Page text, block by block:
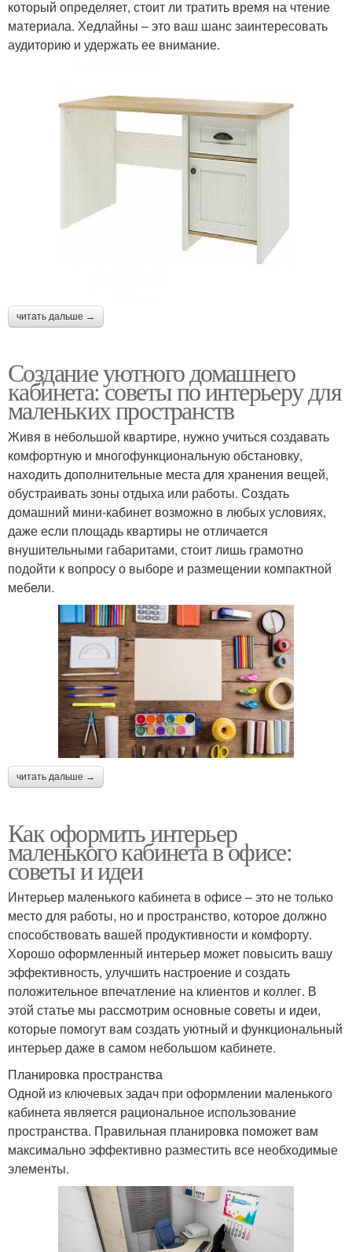
который определяет, стоит ли тратить время на чтение
материала. Хедлайны – это ваш шанс заинтересовать
аудиторию и удержать ее внимание.
читать дальше →
Создание уютного домашнего
кабинета: советы по интерьеру для
маленьких пространств
Живя в небольшой квартире, нужно учиться создавать
комфортную и многофункциональную обстановку,
находить дополнительные места для хранения вещей,
обустраивать зоны отдыха или работы. Создать
домашний мини-кабинет возможно в любых условиях,
даже если площадь квартиры не отличается
внушительными габаритами, стоит лишь грамотно
подойти к вопросу о выборе и размещении компактной
мебели.
читать дальше →
Как оформить интерьер
маленького кабинета в офисе:
советы и идеи
Интерьер маленького кабинета в офисе – это не только
место для работы, но и пространство, которое должно
способствовать вашей продуктивности и комфорту.
Хорошо оформленный интерьер может повысить вашу
эффективность, улучшить настроение и создать
положительное впечатление на клиентов и коллег. В
этой статье мы рассмотрим основные советы и идеи,
которые помогут вам создать уютный и функциональный
интерьер даже в самом небольшом кабинете.
Планировка пространства
Одной из ключевых задач при оформлении маленького
кабинета является рациональное использование
пространства. Правильная планировка поможет вам
максимально эффективно разместить все необходимые
элементы.